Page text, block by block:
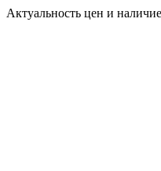
Актуальность цен и